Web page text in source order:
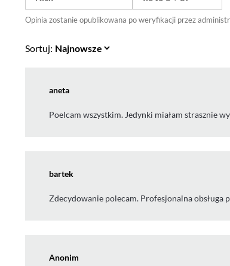
Opinia zostanie opublikowana po weryfikacji przez
Sortuj:
aneta
Poelcam wszystkim. Jedynki miałam strasznie
bartek
Zdecydowanie polecam. Profesjonalna
Anonim